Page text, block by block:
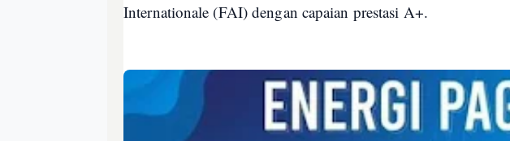
Internationale (FAI) dengan capaian prestasi A+.